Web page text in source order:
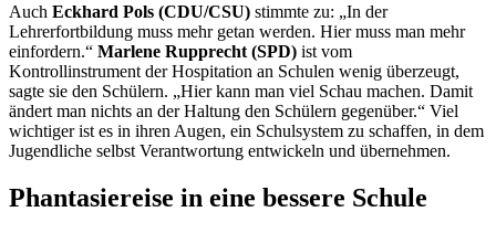
Auch Eckhard Pols (CDU/CSU) stimmte zu: „In der
Lehrerfortbildung muss mehr getan werden. Hier muss man mehr
einfordern.“ Marlene Rupprecht (SPD) ist vom
Kontrollinstrument der Hospitation an Schulen wenig überzeugt,
sagte sie den Schülern. „Hier kann man viel Schau machen. Damit
ändert man nichts an der Haltung den Schülern gegenüber.“ Viel
wichtiger ist es in ihren Augen, ein Schulsystem zu schaffen, in dem
Jugendliche selbst Verantwortung entwickeln und übernehmen.
Phantasiereise in eine bessere Schule